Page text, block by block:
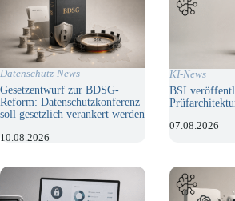
Datenschutz-News
Gesetzentwurf zur BDSG-
Reform: Datenschutzkonferenz
soll gesetzlich verankert werden
10.08.2026
KI-News
BSI
07.08.2026